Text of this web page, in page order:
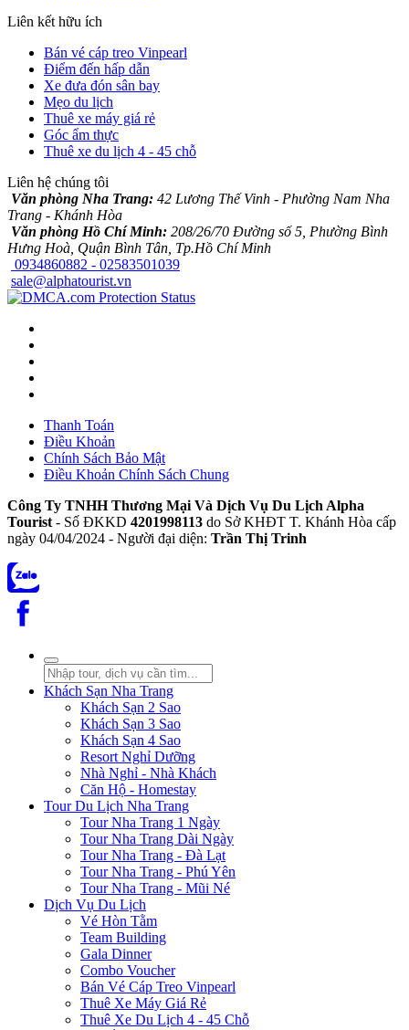
Liên kết hữu ích
Bán vé cáp treo Vinpearl
Điểm đến hấp dẫn
Xe đưa đón sân bay
Mẹo du lịch
Thuê xe máy giá rẻ
Góc ẩm thực
Thuê xe du lịch 4 - 45 chỗ
Liên hệ chúng tôi
Văn phòng Nha Trang: 42 Lương Thế Vinh - Phường Nam Nha
Trang - Khánh Hòa
Văn phòng Hồ Chí Minh: 208/26/70 Đường số 5, Phường Bình
Hưng Hoà, Quận Bình Tân, Tp.Hồ Chí Minh
0934860882 - 02583501039
sale@alphatourist.vn
Thanh Toán
Điều Khoản
Chính Sách Bảo Mật
Điều Khoản Chính Sách Chung
Công Ty TNHH Thương Mại Và Dịch Vụ Du Lịch Alpha
Tourist - Số ĐKKD 4201998113 do Sở KHĐT T. Khánh Hòa cấp
ngày 04/04/2024 - Người đại diện: Trần Thị Trinh
Khách Sạn Nha Trang
Khách Sạn 2 Sao
Khách Sạn 3 Sao
Khách Sạn 4 Sao
Resort Nghỉ Dưỡng
Nhà Nghỉ - Nhà Khách
Căn Hộ - Homestay
Tour Du Lịch Nha Trang
Tour Nha Trang 1 Ngày
Tour Nha Trang Dài Ngày
Tour Nha Trang - Đà Lạt
Tour Nha Trang - Phú Yên
Tour Nha Trang - Mũi Né
Dịch Vụ Du Lịch
Vé Hòn Tằm
Team Building
Gala Dinner
Combo Voucher
Bán Vé Cáp Treo Vinpearl
Thuê Xe Máy Giá Rẻ
Thuê Xe Du Lịch 4 - 45 Chỗ